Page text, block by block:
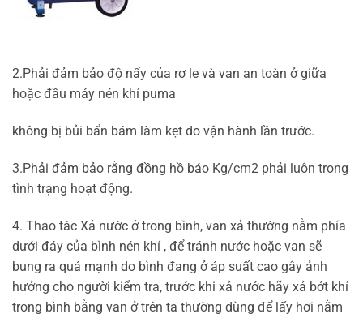
2.Phải đảm bảo độ nẩy của rơ le và van an toàn ở giữa
hoặc đầu máy nén khí puma
không bị bủi bẩn bám làm kẹt do vận hành lần trước.
3.Phải đảm bảo rằng đồng hồ báo Kg/cm2 phải luôn trong
tình trạng hoạt động.
4. Thao tác Xả nước ở trong bình, van xả thường nằm phía
dưới đáy của bình nén khí , để tránh nước hoặc van sẽ
bung ra quá mạnh do bình đang ở áp suất cao gây ảnh
hưởng cho người kiểm tra, trước khi xả nước hãy xả bớt khí
trong bình bằng van ở trên ta thường dùng để lấy hơi nằm